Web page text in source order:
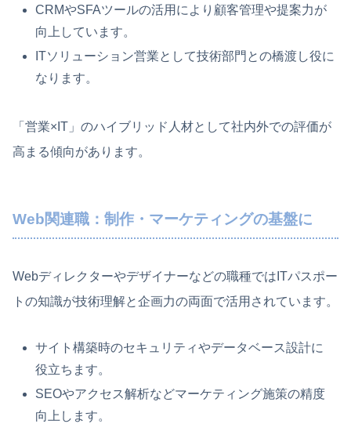
CRMやSFAツールの活用により顧客管理や提案力が
向上しています。
ITソリューション営業として技術部門との橋渡し役に
なります。
「営業×IT」のハイブリッド人材として社内外での評価が
高まる傾向があります。
Web関連職：制作・マーケティングの基盤に
Webディレクターやデザイナーなどの職種ではITパスポー
トの知識が技術理解と企画力の両面で活用されています。
サイト構築時のセキュリティやデータベース設計に
役立ちます。
SEOやアクセス解析などマーケティング施策の精度
向上します。